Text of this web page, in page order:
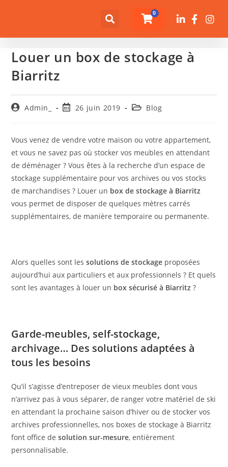
0
Louer un box de stockage à
Biarritz
Admin_ 26 juin 2019 Blog
Vous venez de vendre votre maison ou votre appartement,
et vous ne savez pas où stocker vos meubles en attendant
de déménager ? Vous êtes à la recherche d’un espace de
stockage supplémentaire pour vos archives ou vos stocks
de marchandises ? Louer un box de stockage à Biarritz
vous permet de disposer de quelques mètres carrés
supplémentaires, de manière temporaire ou permanente.
Alors quelles sont lessolutions de stockage proposées
aujourd’hui aux particuliers et aux professionnels ? Et quels
sont les avantages à louer un box sécurisé à Biarritz ?
Garde-meubles, self-stockage,
archivage… Des solutions adaptées à
tous les besoins
Qu’il s’agisse d’entreposer de vieux meubles dont vous
n’arrivez pas à vous séparer, de ranger votre matériel de ski
en attendant la prochaine saison d’hiver ou de stocker vos
archives professionnelles, nos boxes de stockage à Biarritz
font office desolution sur-mesure, entièrement
personnalisable.